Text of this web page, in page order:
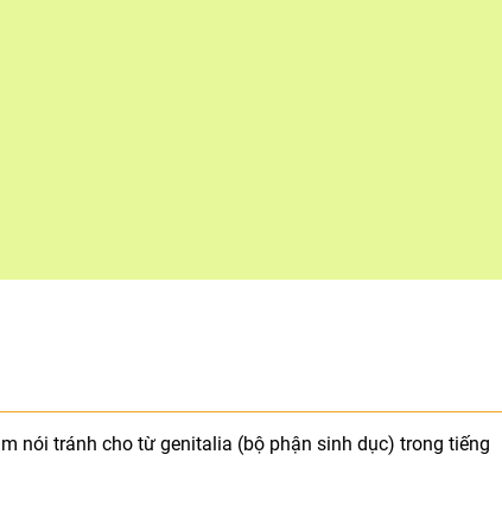
nói tránh cho từ genitalia (bộ phận sinh dục) trong tiếng